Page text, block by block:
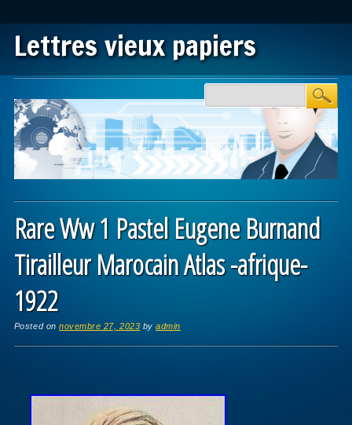
Lettres vieux papiers
Main menu
Rare Ww 1 Pastel Eugene Burnand
Tirailleur Marocain Atlas -afrique-
1922
Posted onnovembre 27, 2023 byadmin